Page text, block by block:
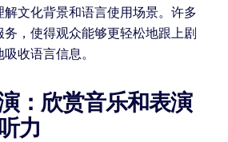
文化背景和语言使用场景。许多
，使得观众能够更轻松地跟上剧
收语言信息。
：欣赏音乐和表演
力